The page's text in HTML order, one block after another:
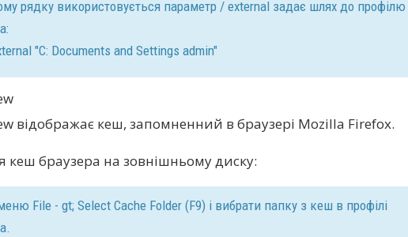
рядку використовується параметр / external задає шлях до профілю
"C: Documents and Settings admin"
відображає кеш, запомненний в браузері Mozilla Firefox.
браузера на зовнішньому диску:
File - gt; Select Cache Folder (F9) і вибрати папку з кеш в профілі